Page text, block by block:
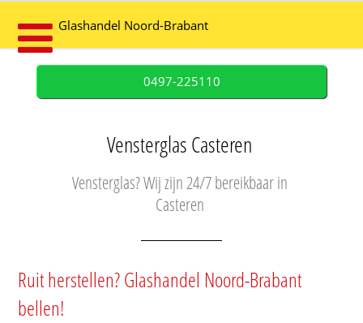
Glashandel Noord-Brabant
0497-225110
Vensterglas Casteren
Vensterglas? Wij zijn 24/7 bereikbaar in
Casteren
Ruit herstellen? Glashandel Noord-Brabant
bellen!